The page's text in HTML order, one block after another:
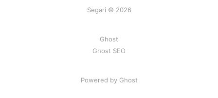
Segari © 2026
Ghost
Ghost SEO
Powered by Ghost